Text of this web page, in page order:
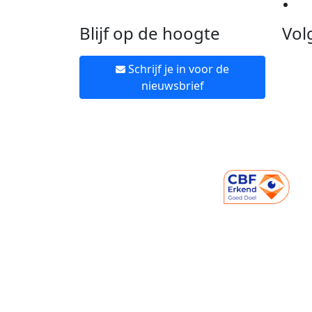
Blijf op de hoogte
Schrijf je in voor de
nieuwsbrief